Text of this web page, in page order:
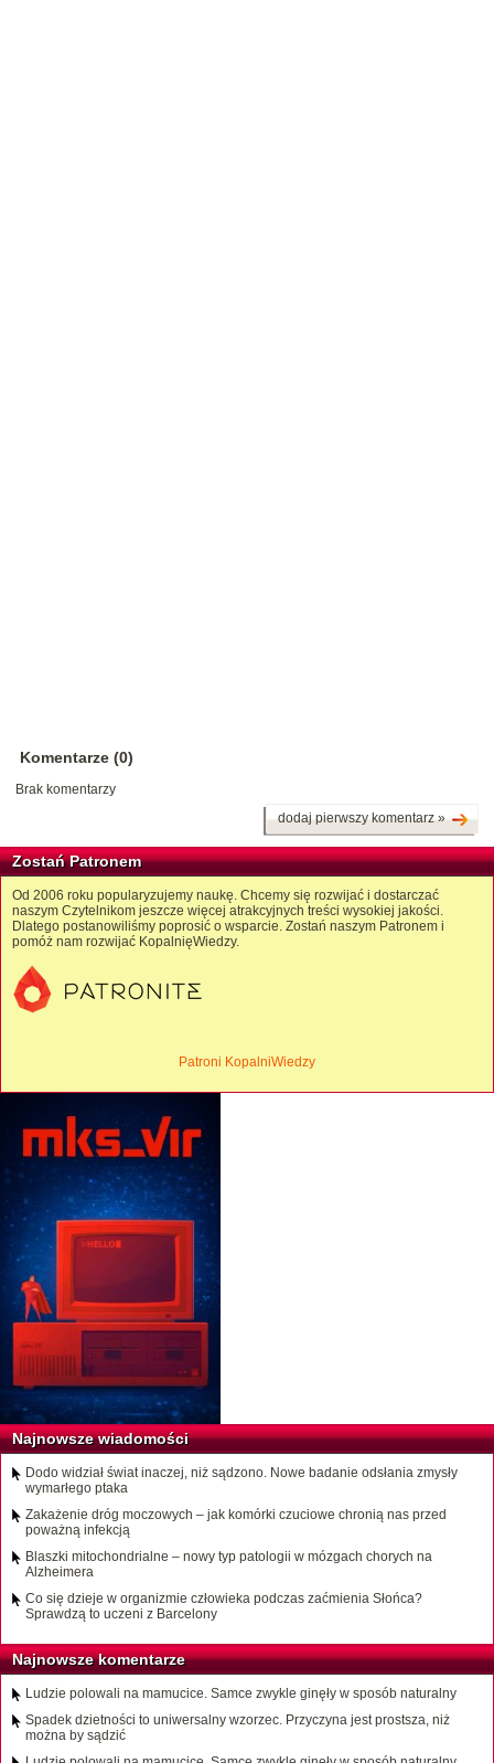
Komentarze (0)
Brak komentarzy
dodaj pierwszy komentarz »
Zostań Patronem
Od 2006 roku popularyzujemy naukę. Chcemy się rozwijać i dostarczać
naszym Czytelnikom jeszcze więcej atrakcyjnych treści wysokiej jakości.
Dlatego postanowiliśmy poprosić o wsparcie. Zostań naszym Patronem i
pomóż nam rozwijać KopalnięWiedzy.
Patroni KopalniWiedzy
Najnowsze wiadomości
Dodo widział świat inaczej, niż sądzono. Nowe badanie odsłania zmysły
wymarłego ptaka
Zakażenie dróg moczowych – jak komórki czuciowe chronią nas przed
poważną infekcją
Blaszki mitochondrialne – nowy typ patologii w mózgach chorych na
Alzheimera
Co się dzieje w organizmie człowieka podczas zaćmienia Słońca?
Sprawdzą to uczeni z Barcelony
Najnowsze komentarze
Ludzie polowali na mamucice. Samce zwykle ginęły w sposób naturalny
Spadek dzietności to uniwersalny wzorzec. Przyczyna jest prostsza, niż
można by sądzić